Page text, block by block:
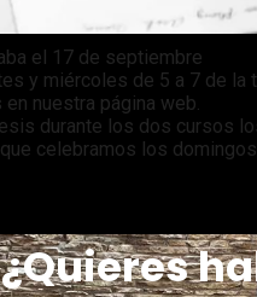
el 17 de septiembre
y miércoles de 5 a 7 de la
nuestra página web.
durante los dos cursos
celebramos los
¿Quieres